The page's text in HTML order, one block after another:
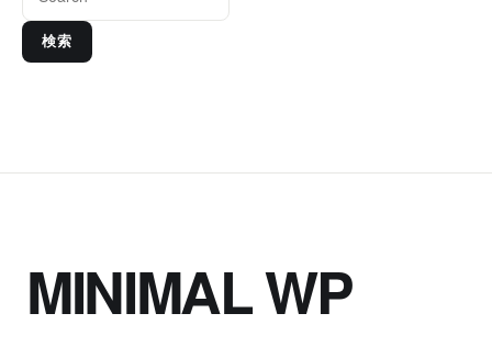
検索
MINIMAL WP